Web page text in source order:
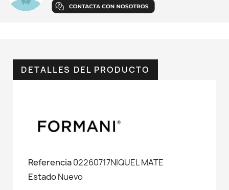
DETALLES DEL PRODUCTO
Referencia02260717NIQUEL MATE
EstadoNuevo